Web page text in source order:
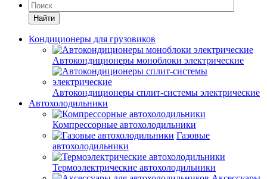
Найти
Кондиционеры для грузовиков
Автокондиционеры моноблоки электрические
Автокондиционеры сплит-системы электрические
Автохолодильники
Компрессорные автохолодильники
Газовые
автохолодильники
Термоэлектрические автохолодильники